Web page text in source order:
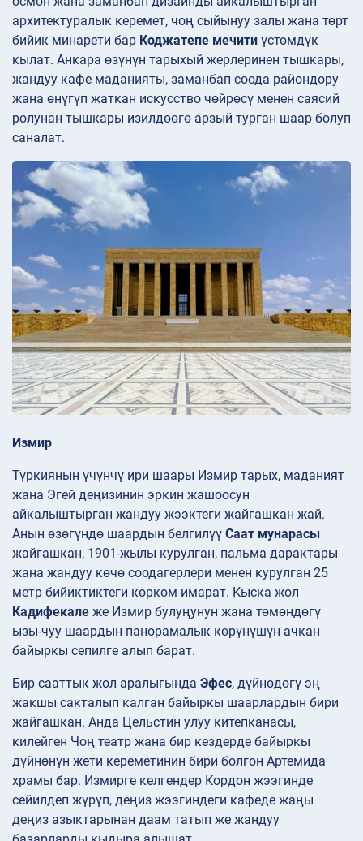
архитектуралык керемет, чоң сыйынуу залы жана төрт
бийик минарети бар Коджатепе мечити үстөмдүк
кылат. Анкара өзүнүн тарыхый жерлеринен тышкары,
жандуу кафе маданияты, заманбап соода райондору
жана өнүгүп жаткан искусство чөйрөсү менен саясий
ролунан тышкары изилдөөгө арзый турган шаар болуп
саналат.
Измир
Түркиянын үчүнчү ири шаары Измир тарых, маданият
жана Эгей деңизинин эркин жашоосун
айкалыштырган жандуу жээктеги жайгашкан жай.
Анын өзөгүндө шаардын белгилүү Саат мунарасы
жайгашкан, 1901-жылы курулган, пальма дарактары
жана жандуу көчө соодагерлери менен курулган 25
метр бийиктиктеги көркөм имарат. Кыска жол
Кадифекале же Измир булуңунун жана төмөндөгү
ызы-чуу шаардын панорамалык көрүнүшүн ачкан
байыркы сепилге алып барат.
Бир сааттык жол аралыгында Эфес, дүйнөдөгү эң
жакшы сакталып калган байыркы шаарлардын бири
жайгашкан. Анда Цельстин улуу китепканасы,
килейген Чоң театр жана бир кездерде байыркы
дүйнөнүн жети кереметинин бири болгон Артемида
храмы бар. Измирге келгендер Кордон жээгинде
сейилдеп жүрүп, деңиз жээгиндеги кафеде жаңы
деңиз азыктарынан даам татып же жандуу